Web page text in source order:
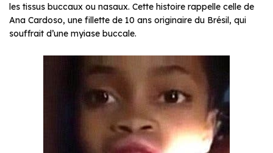
les tissus buccaux ou nasaux. Cette histoire rappelle celle de
Ana Cardoso, une fillette de 10 ans originaire du Brésil, qui
souffrait d’une myiase buccale.